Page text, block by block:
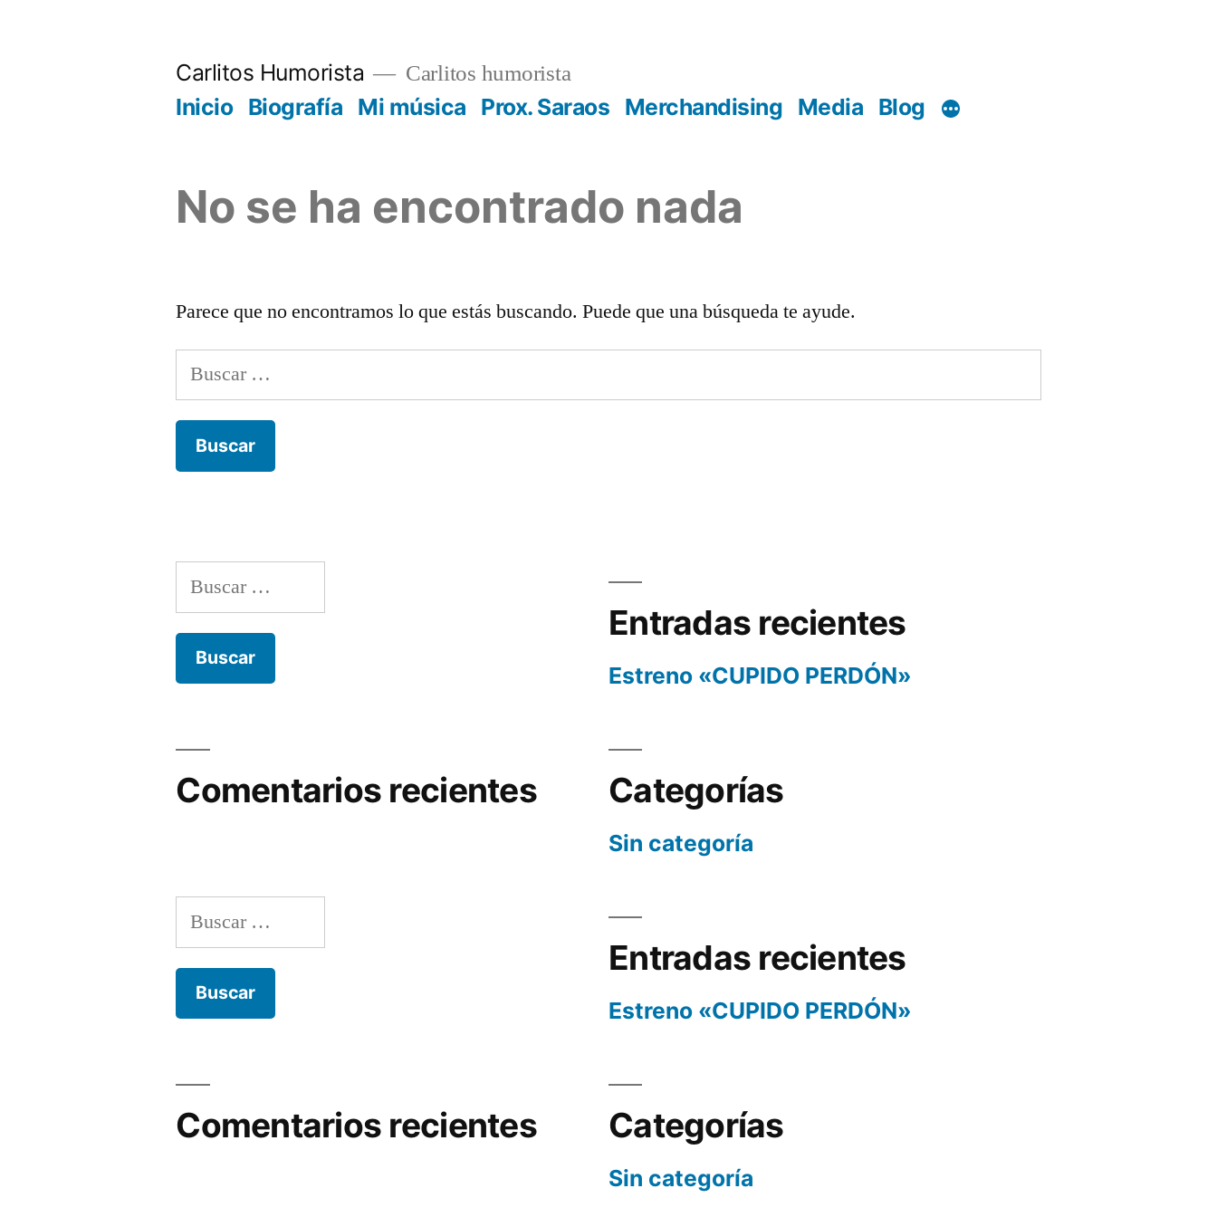
Carlitos Humorista Carlitos humorista
Inicio Biografía Mi música Prox. Saraos Merchandising Media Blog
No se ha encontrado nada
Parece que no encontramos lo que estás buscando. Puede que una búsqueda te ayude.
Buscar:
Buscar:
Entradas recientes
Estreno «CUPIDO PERDÓN»
Comentarios recientes Categorías
Sin categoría
Buscar:
Entradas recientes
Estreno «CUPIDO PERDÓN»
Comentarios recientes Categorías
Sin categoría